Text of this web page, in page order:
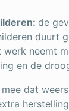
de
duurt
werk neemt
en de
dat